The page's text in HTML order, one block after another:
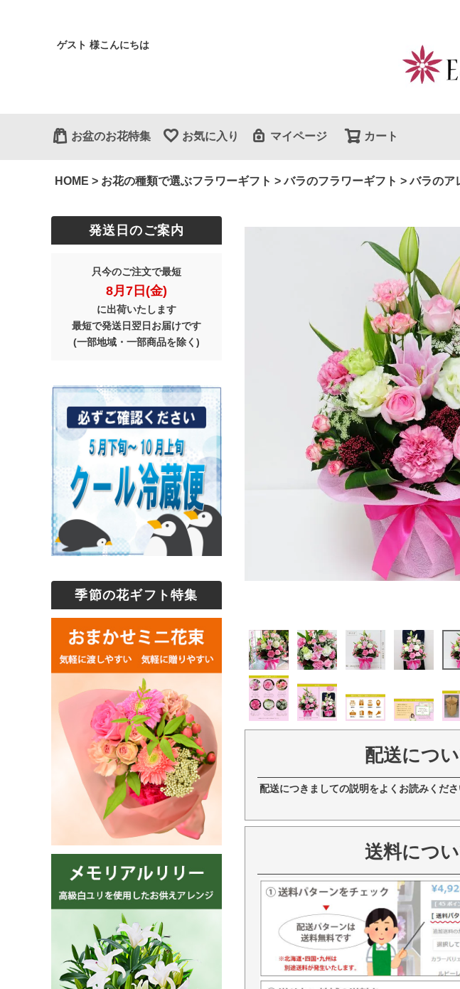
ゲスト 様こんにちは
お盆のお花特集 お気に入り マイページ カート
HOME お花の種類で選ぶフラワーギフト バラのフラワーギフト バラのア
発送日のご案内
只今のご注文で最短
8月7日(金)
に出荷いたします
最短で発送日翌日お届けです
(一部地域・一部商品を除く)
季節の花ギフト特集
配送につ
配送につきましての説明をよくお読みくださ
送料につ